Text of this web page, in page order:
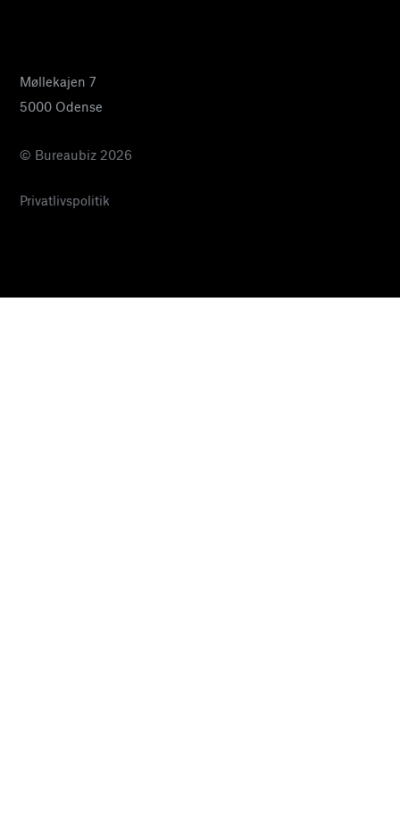
Møllekajen 7
5000 Odense
© Bureaubiz 2026
Privatlivspolitik